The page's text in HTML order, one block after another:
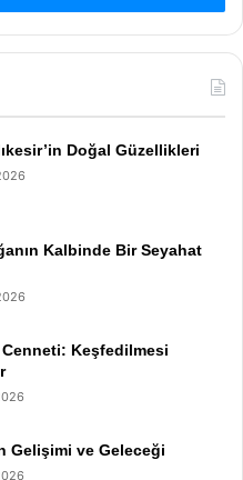
Doğal Güzellikleri
Kalbinde Bir Seyahat
Keşfedilmesi
Gelişimi ve Geleceği